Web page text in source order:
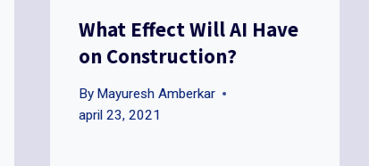
What Effect Will AI Have
on Construction?
By Mayuresh Amberkar
april 23, 2021